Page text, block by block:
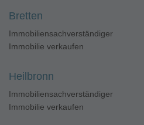
Bretten
Immobiliensachverständiger
Immobilie verkaufen
Heilbronn
Immobiliensachverständiger
Immobilie verkaufen